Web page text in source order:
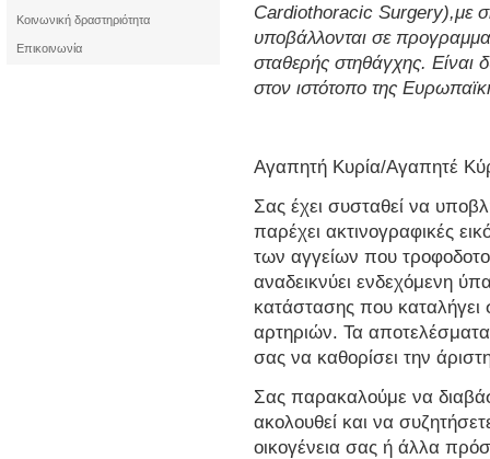
Κοινωνική δραστηριότητα
Επικοινωνία
Cardiothoracic Surgery),με
υποβάλλονται σε
σταθερής στηθάγχης.
στον ιστότοπο της
Αγαπητή Κυρία/Αγαπητέ
Σας έχει συσταθεί να
παρέχει ακτινογραφικές
των αγγείων που
αναδεικνύει ενδεχόμενη
κατάστασης που
αρτηριών. Τα
σας να καθορίσει την
Σας παρακαλούμε να
ακολουθεί και να
οικογένεια σας ή άλλα